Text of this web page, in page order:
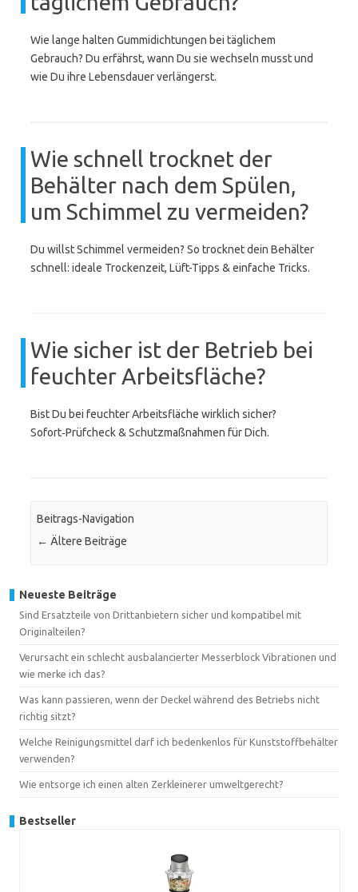
Wie lange halten Gummidichtungen bei täglichem
Gebrauch? Du erfährst, wann Du sie wechseln musst und
wie Du ihre Lebensdauer verlängerst.
Wie schnell trocknet der
Behälter nach dem Spülen,
um Schimmel zu vermeiden?
Du willst Schimmel vermeiden? So trocknet dein Behälter
schnell: ideale Trockenzeit, Lüft-Tipps & einfache Tricks.
Wie sicher ist der Betrieb bei
feuchter Arbeitsfläche?
Bist Du bei feuchter Arbeitsfläche wirklich sicher?
Sofort‑Prüfcheck & Schutzmaßnahmen für Dich.
Beitrags-Navigation
← Ältere Beiträge
Neueste Beiträge
Sind Ersatzteile von Drittanbietern sicher und kompatibel mit
Originalteilen?
Verursacht ein schlecht ausbalancierter Messerblock Vibrationen und
wie merke ich das?
Was kann passieren, wenn der Deckel während des Betriebs nicht
richtig sitzt?
Welche Reinigungsmittel darf ich bedenkenlos für Kunststoffbehälter
verwenden?
Wie entsorge ich einen alten Zerkleinerer umweltgerecht?
Bestseller